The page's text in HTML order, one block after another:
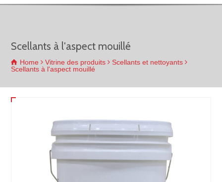
Scellants à l'aspect mouillé
Home Vitrine des produits
Scellants et nettoyants
Scellants à l'aspect mouillé